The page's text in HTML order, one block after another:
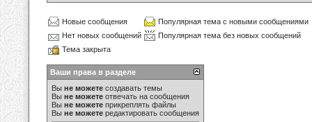
Новые сообщения
Популярная тема с новыми сообщениями
Нет новых сообщений
Популярная тема без новых сообщений
Тема закрыта
Ваши права в разделе
Вы не можете создавать темы
Вы не можете отвечать на сообщения
Вы не можете прикреплять файлы
Вы не можете редактировать сообщения